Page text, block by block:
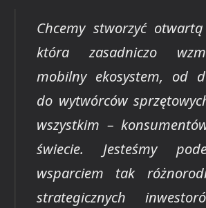
Chcemy stworzyć
która zasadniczo
mobilny ekosystem, od
do wytwórców
wszystkim –
świecie. Jesteśmy
wsparciem tak
strategicznych